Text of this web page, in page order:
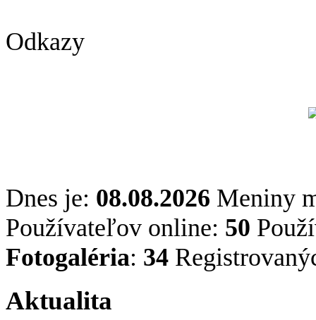
Odkazy
Dnes je: 08.08.2026 Meniny
Používateľov online: 50
Fotogaléria: 34
Aktualita